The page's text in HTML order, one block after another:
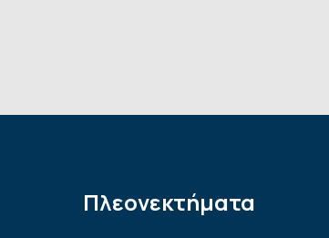
Πλεονεκτήματα